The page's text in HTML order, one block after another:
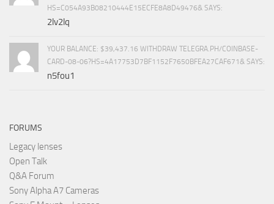
HS=C054A93B08210444E15ECFE8A8D49476& SAYS:
2lv2lq
YOUR BALANCE: $39,437.16 WITHDRAW TELEGRA.PH/COINBASE-
CARD-08-06?HS=4A17753D7BF1152F7650BFEA27CAF671& SAYS:
n5fou1
FORUMS
Legacy lenses
Open Talk
Q&A Forum
Sony Alpha A7 Cameras